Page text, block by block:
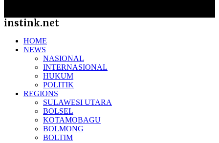
instink.net
HOME
NEWS
NASIONAL
INTERNASIONAL
HUKUM
POLITIK
REGIONS
SULAWESI UTARA
BOLSEL
KOTAMOBAGU
BOLMONG
BOLTIM